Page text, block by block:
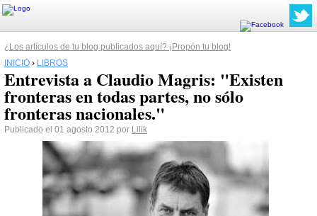
¿Los artículos de tu blog publicados aquí? ¡Propón tu blog!
INICIO › LIBROS
Entrevista a Claudio Magris: "Existen
fronteras en todas partes, no sólo
fronteras nacionales."
Publicado el 01 agosto 2012 por Lilik